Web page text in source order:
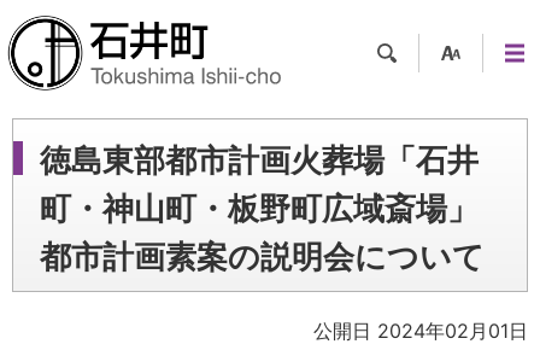
ツー
ル
ュー
徳島東部都市計画火葬場「石井
町・神山町・板野町広域斎場」
都市計画素案の説明会について
公開日 2024年02月01日